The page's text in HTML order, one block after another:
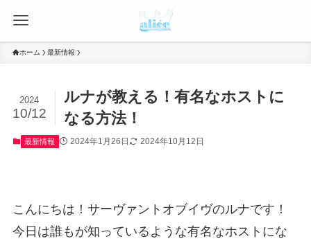
ホーム 最新情報
ルナが教える！有名なホストに
なる方法！
2024
10/12
最新情報 2024年1月26日 2024年10月12日
こんにちは！サーヴァントオブイヴのルナです！
今日は誰もが知っているような有名なホストにな